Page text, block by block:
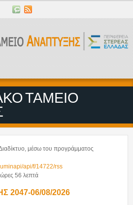
ΤΑΜΕΙΟ
μέσω του προγράμματος
api/f/14722/rss
56 λεπτά
06/08/2026